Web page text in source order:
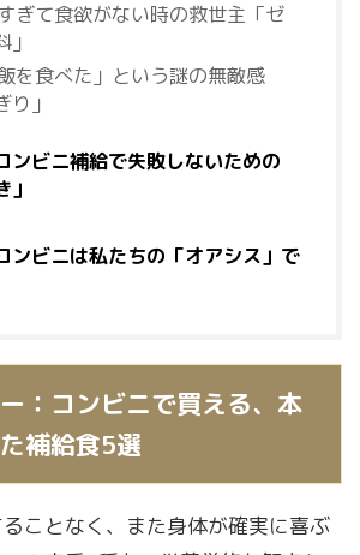
ぎて食欲がない時の救世主「ゼ
」
を食べた」という謎の無敵感
り」
ンビニ補給で失敗しないための
」
ンビニは私たちの「オアシス」で
：コンビニで買える、本
補給食5選
ことなく、また身体が確実に喜ぶ